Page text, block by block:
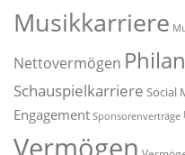
Musikkarriere
Nettovermögen
Schauspielkarriere Social
Engagement Sponsorenverträge